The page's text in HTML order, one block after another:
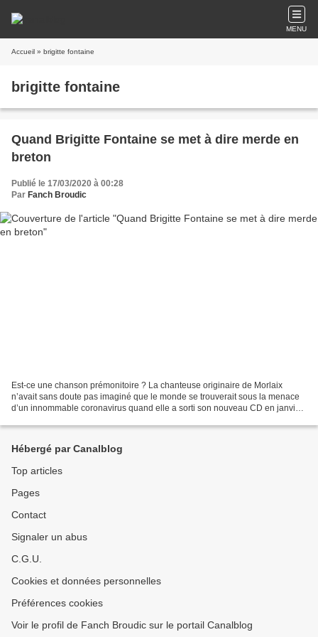
MENU
Accueil » brigitte fontaine
brigitte fontaine
Quand Brigitte Fontaine se met à dire merde en
breton
Publié le 17/03/2020 à 00:28
Par Fanch Broudic
Est-ce une chanson prémonitoire ? La chanteuse originaire de Morlaix
n’avait sans doute pas imaginé que le monde se trouverait sous la menace
d’un innommable coronavirus quand elle a sorti son nouveau CD en janvier
Hébergé par Canalblog
Top articles
Pages
Contact
Signaler un abus
C.G.U.
Cookies et données personnelles
Préférences cookies
Voir le profil de Fanch Broudic sur le portail Canalblog